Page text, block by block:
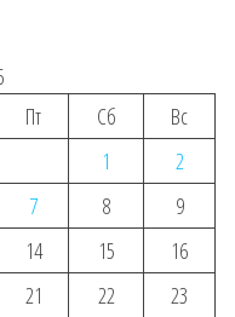
Пт Сб
Вс
1
2
7 8
9
14 15
16
21 22
23